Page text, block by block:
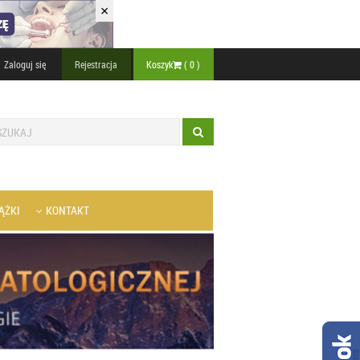
×
Zaloguj się Rejestracja Koszyk (0)
KONTAKT